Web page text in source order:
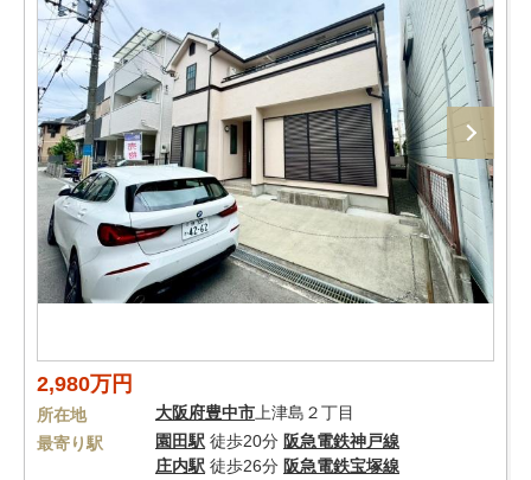
2,980万円
所在地 大阪府豊中市 上津島２丁目
最寄り駅
園田駅 徒歩20分 阪急電鉄神戸線
庄内駅 徒歩26分 阪急電鉄宝塚線